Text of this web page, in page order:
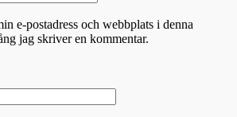
e-postadress och webbplats i denna
jag skriver en kommentar.